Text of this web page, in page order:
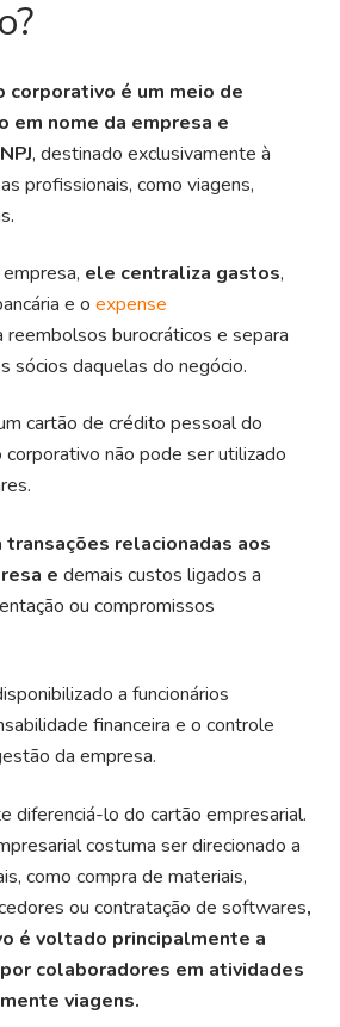
corporativo é um meio de
em nome da empresa e
, destinado exclusivamente à
profissionais, como viagens,
.
ele centraliza gastos,
e o expense
reembolsos burocráticos e separa
sócios daquelas do negócio.
cartão de crédito pessoal do
corporativo não pode ser utilizado
relacionadas aos
e demais custos ligados a
ou compromissos
a funcionários
financeira e o controle
da empresa.
diferenciá-lo do cartão empresarial.
costuma ser direcionado a
como compra de materiais,
ou contratação de softwares,
é voltado principalmente a
colaboradores em atividades
viagens.